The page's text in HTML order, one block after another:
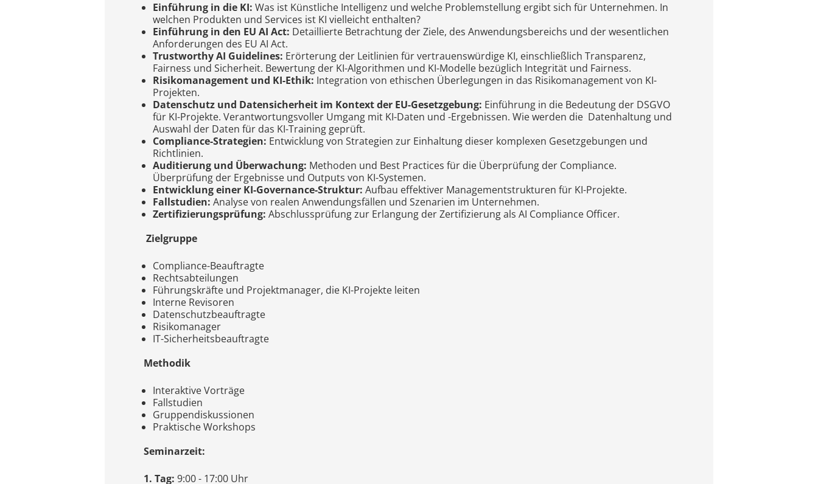
Einführung in die KI: Was ist Künstliche Intelligenz und welche Problemstellung ergibt sich für Unternehmen. In
welchen Produkten und Services ist KI vielleicht enthalten?
Einführung in den EU AI Act: Detaillierte Betrachtung der Ziele, des Anwendungsbereichs und der wesentlichen
Anforderungen des EU AI Act.
Trustworthy AI Guidelines: Erörterung der Leitlinien für vertrauenswürdige KI, einschließlich Transparenz,
Fairness und Sicherheit. Bewertung der KI-Algorithmen und KI-Modelle bezüglich Integrität und Fairness.
Risikomanagement und KI-Ethik: Integration von ethischen Überlegungen in das Risikomanagement von KI-
Projekten.
Datenschutz und Datensicherheit im Kontext der EU-Gesetzgebung: Einführung in die Bedeutung der DSGVO
für KI-Projekte. Verantwortungsvoller Umgang mit KI-Daten und -Ergebnissen. Wie werden die Datenhaltung und
Auswahl der Daten für das KI-Training geprüft.
Compliance-Strategien: Entwicklung von Strategien zur Einhaltung dieser komplexen Gesetzgebungen und
Richtlinien.
Auditierung und Überwachung: Methoden und Best Practices für die Überprüfung der Compliance.
Überprüfung der Ergebnisse und Outputs von KI-Systemen.
Entwicklung einer KI-Governance-Struktur: Aufbau effektiver Managementstrukturen für KI-Projekte.
Fallstudien: Analyse von realen Anwendungsfällen und Szenarien im Unternehmen.
Zertifizierungsprüfung: Abschlussprüfung zur Erlangung der Zertifizierung als AI Compliance Officer.
Zielgruppe
Compliance-Beauftragte
Rechtsabteilungen
Führungskräfte und Projektmanager, die KI-Projekte leiten
Interne Revisoren
Datenschutzbeauftragte
Risikomanager
IT-Sicherheitsbeauftragte
Methodik
Interaktive Vorträge
Fallstudien
Gruppendiskussionen
Praktische Workshops
Seminarzeit:
1. Tag: 9:00 - 17:00 Uhr